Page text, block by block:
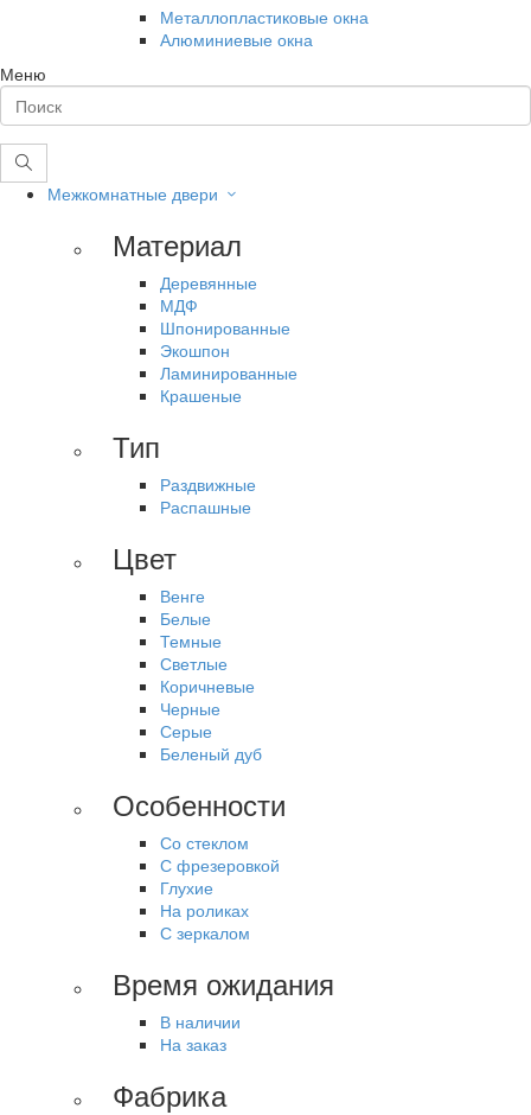
Металлопластиковые окна
Алюминиевые окна
Меню
Межкомнатные двери
Материал
Деревянные
МДФ
Шпонированные
Экошпон
Ламинированные
Крашеные
Тип
Раздвижные
Распашные
Цвет
Венге
Белые
Темные
Светлые
Коричневые
Черные
Серые
Беленый дуб
Особенности
Со стеклом
С фрезеровкой
Глухие
На роликах
С зеркалом
Время ожидания
В наличии
На заказ
Фабрика